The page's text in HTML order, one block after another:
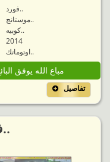
فورد..
موستانج..
كوبيه..
2014
اوتوماتك..
مباع الله يوفق
تفاصيل
2013 SEL ف..